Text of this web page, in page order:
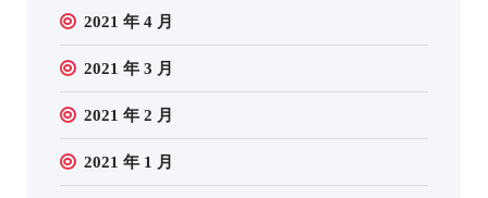
2021 年 4 月
2021 年 3 月
2021 年 2 月
2021 年 1 月